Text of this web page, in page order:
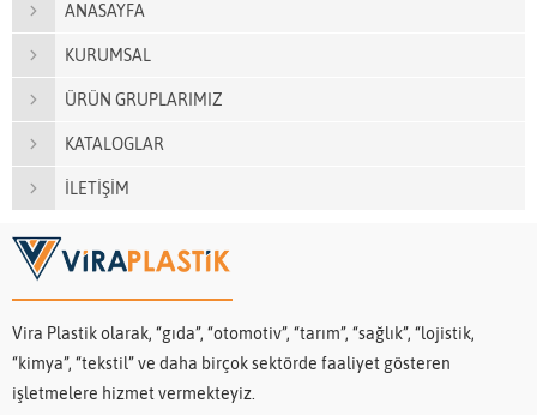
ANASAYFA
KURUMSAL
ÜRÜN GRUPLARIMIZ
KATALOGLAR
İLETİŞİM
Vira Plastik olarak, “gıda”, “otomotiv”, “tarım”, “sağlık”, “lojistik,
“kimya”, “tekstil” ve daha birçok sektörde faaliyet gösteren
işletmelere hizmet vermekteyiz.